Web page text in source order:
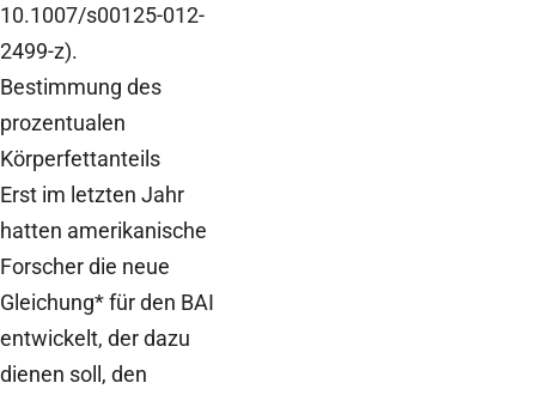
10.1007/s00125-012-
2499-z).
Bestimmung des
prozentualen
Körperfettanteils
Erst im letzten Jahr
hatten amerikanische
Forscher die neue
Gleichung* für den BAI
entwickelt, der dazu
dienen soll, den